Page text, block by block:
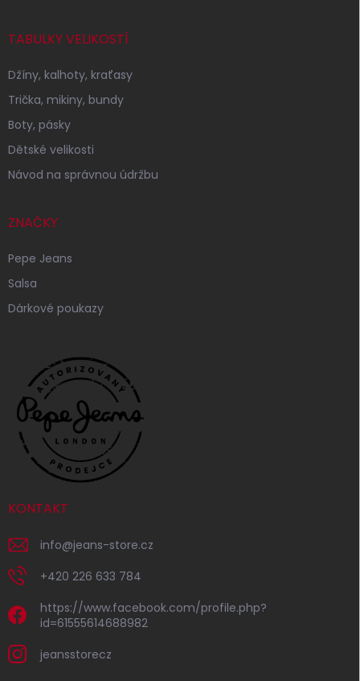
TABULKY VELIKOSTÍ
Džíny, kalhoty, kraťasy
Trička, mikiny, bundy
Boty, pásky
Dětské velikosti
Návod na správnou údržbu
ZNAČKY
Pepe Jeans
Salsa
Dárkové poukazy
KONTAKT
info@jeans-store.cz
+420 226 633 784
https://www.facebook.com/profile.php?
id=61555614688982
jeansstorecz